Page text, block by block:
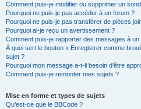
Comment puis-je modifier ou supprimer un
Pourquoi ne puis-je pas accéder à un forum ?
Pourquoi ne puis-je pas transférer de pièces
Pourquoi ai-je reçu un avertissement ?
Comment puis-je rapporter des messages à un
À quoi sert le bouton « Enregistrer comme
sujet ?
Pourquoi mon message a-t-il besoin d’être
Comment puis-je remonter mes sujets ?
Mise en forme et types de sujets
Qu’est-ce que le BBCode ?